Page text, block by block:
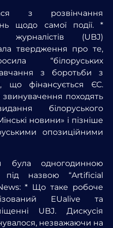
з розвінчання
щодо самої події. *
журналістів (UBJ)
твердження про те,
“білоруських
з боротьби з
що фінансується ЄС.
походять
білоруського
новини» і пізніше
опозиційними
була одногодинною
під назвою “Artificial
* Що таке робоче
EUalive та
UBJ. Дискусія
незважаючи на